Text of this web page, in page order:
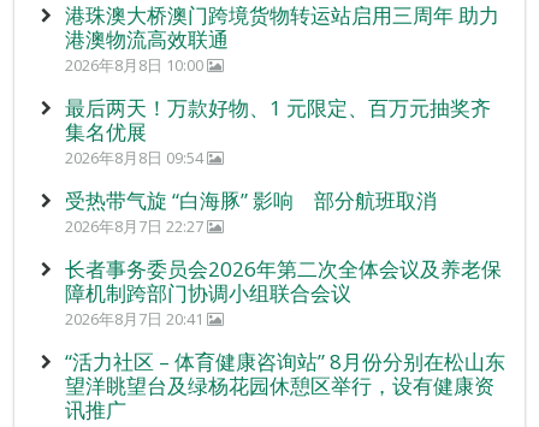
港珠澳大桥澳门跨境货物转运站启用三周年 助力
港澳物流高效联通
2026年8月8日 10:00
最后两天！万款好物、1 元限定、百万元抽奖齐
集名优展
2026年8月8日 09:54
受热带气旋 “白海豚” 影响 部分航班取消
2026年8月7日 22:27
长者事务委员会2026年第二次全体会议及养老保
障机制跨部门协调小组联合会议
2026年8月7日 20:41
“活力社区 – 体育健康咨询站” 8月份分别在松山东
望洋眺望台及绿杨花园休憩区举行，设有健康资
讯推广